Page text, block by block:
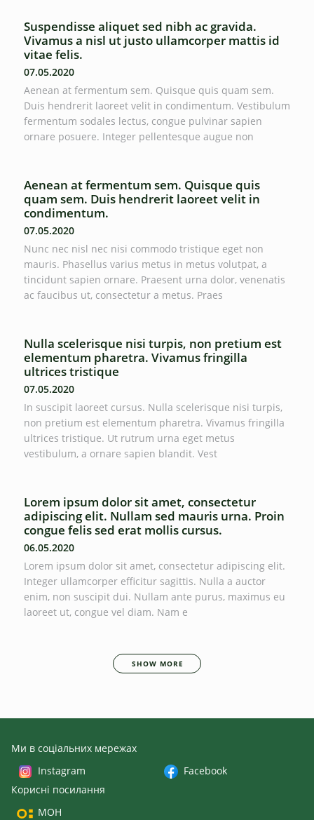
Suspendisse aliquet sed nibh ac gravida.
Vivamus a nisl ut justo ullamcorper mattis id
vitae felis.
07.05.2020
Aenean at fermentum sem. Quisque quis quam sem.
Duis hendrerit laoreet velit in condimentum. Vestibulum
fermentum sodales lectus, congue pulvinar sapien
ornare posuere. Integer pellentesque augue non
Aenean at fermentum sem. Quisque quis
quam sem. Duis hendrerit laoreet velit in
condimentum.
07.05.2020
Nunc nec nisl nec nisi commodo tristique eget non
mauris. Phasellus varius metus in metus volutpat, a
tincidunt sapien ornare. Praesent urna dolor, venenatis
ac faucibus ut, consectetur a metus. Praes
Nulla scelerisque nisi turpis, non pretium est
elementum pharetra. Vivamus fringilla
ultrices tristique
07.05.2020
In suscipit laoreet cursus. Nulla scelerisque nisi turpis,
non pretium est elementum pharetra. Vivamus fringilla
ultrices tristique. Ut rutrum urna eget metus
vestibulum, a ornare sapien blandit. Vest
Lorem ipsum dolor sit amet, consectetur
adipiscing elit. Nullam sed mauris urna. Proin
congue felis sed erat mollis cursus.
06.05.2020
Lorem ipsum dolor sit amet, consectetur adipiscing elit.
Integer ullamcorper efficitur sagittis. Nulla a auctor
enim, non suscipit dui. Nullam ante purus, maximus eu
laoreet ut, congue vel diam. Nam e
SHOW MORE
Ми в соціальних мережах
Instagram
Facebook
Корисні посилання
МОН